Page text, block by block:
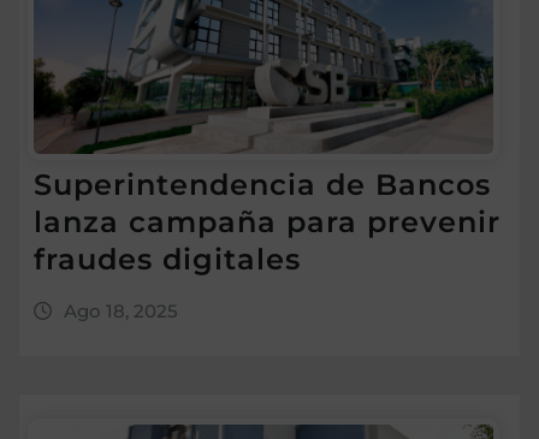
Superintendencia de Bancos
lanza campaña para prevenir
fraudes digitales
Ago 18, 2025